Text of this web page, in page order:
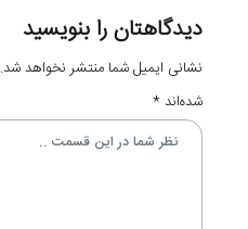
دیدگاهتان را بنویسید
نشانی ایمیل شما منتشر نخواهد شد.
شده‌اند*